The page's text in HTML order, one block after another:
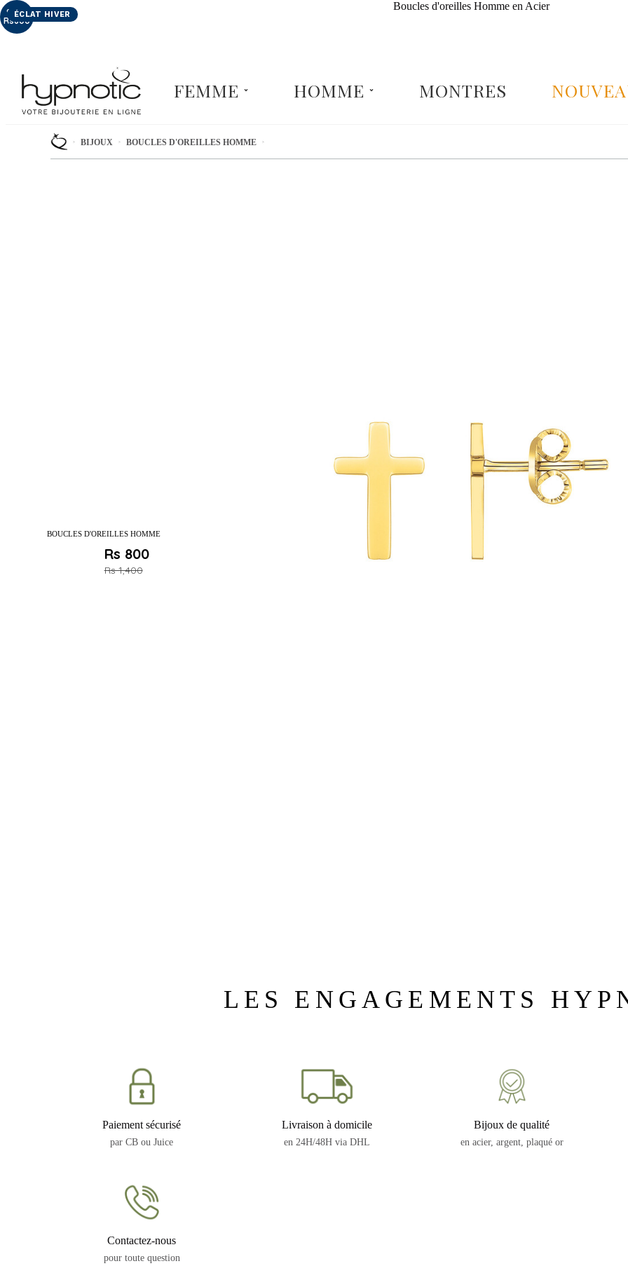
FEMME HOMME MONTRES
BIJOUX BOUCLES D'OREILLES HOMME
Boucles d'oreilles Homme en Acier
BOUCLES D'OREILLES HOMME
ÉCLAT HIVER
Rs 800
Rs 1,400
LES ENGAGEMENTS
Paiement sécurisé
par CB ou Juice
Livraison à domicile
en 24H/48H via DHL
Bijoux de qualité
en acier, argent, plaqué or
Contactez-nous
pour toute question
Panneau de gestion des cookies